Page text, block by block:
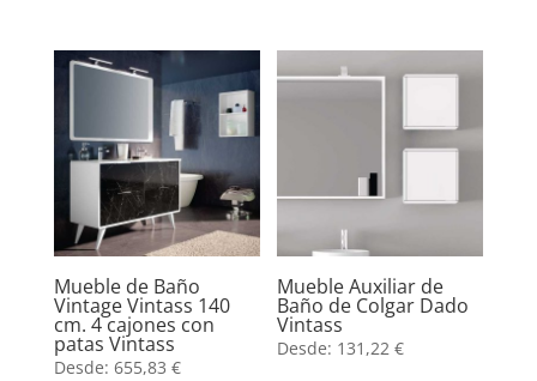
Mueble de Baño
Vintage Vintass 140
cm. 4 cajones con
patas Vintass
Desde: 655,83 €
Mueble Auxiliar de
Baño de Colgar Dado
Vintass
Desde: 131,22€